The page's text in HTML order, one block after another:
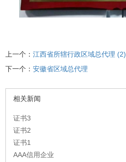
上一个：江西省所辖行政区域总代理 (2)
下一个：安徽省区域总代理
相关新闻
证书3
证书2
证书1
AAA信用企业